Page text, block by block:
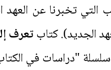
تخبرنا عن
الجديد). كتابتعرف
"دراسات في